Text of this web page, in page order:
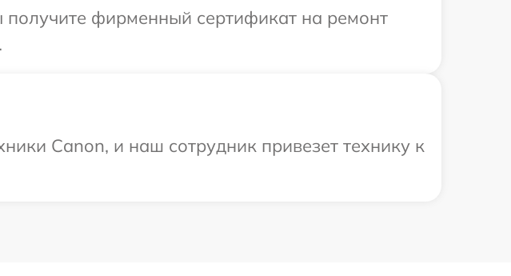
получите фирменный сертификат на ремонт
Canon, и наш сотрудник привезет технику к